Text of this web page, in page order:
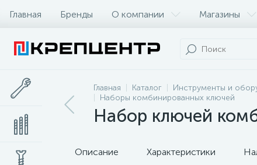
Главная Бренды О компании Магазины
Главная Каталог Инструменты и
Наборы комбинированных ключей
Набор ключей
Описание Характеристики